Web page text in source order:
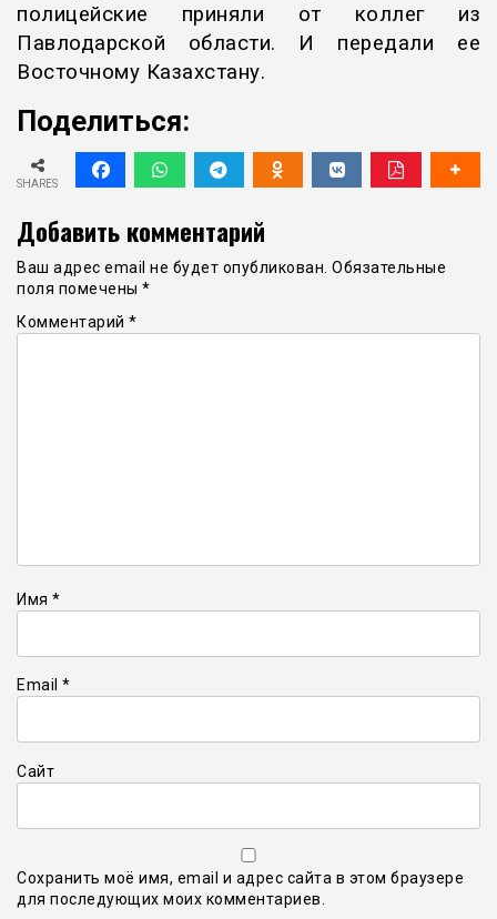
полицейские приняли от коллег из
Павлодарской области. И передали ее
Восточному Казахстану.
Поделиться:
SHARES
Добавить комментарий
Ваш адрес email не будет опубликован. Обязательные
поля помечены *
Комментарий *
Имя *
Email *
Сайт
Сохранить моё имя, email и адрес сайта в этом браузере
для последующих моих комментариев.